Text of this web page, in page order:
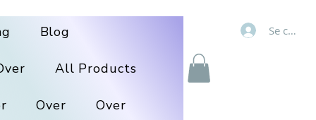
Se
Blog
All Products
Over Over